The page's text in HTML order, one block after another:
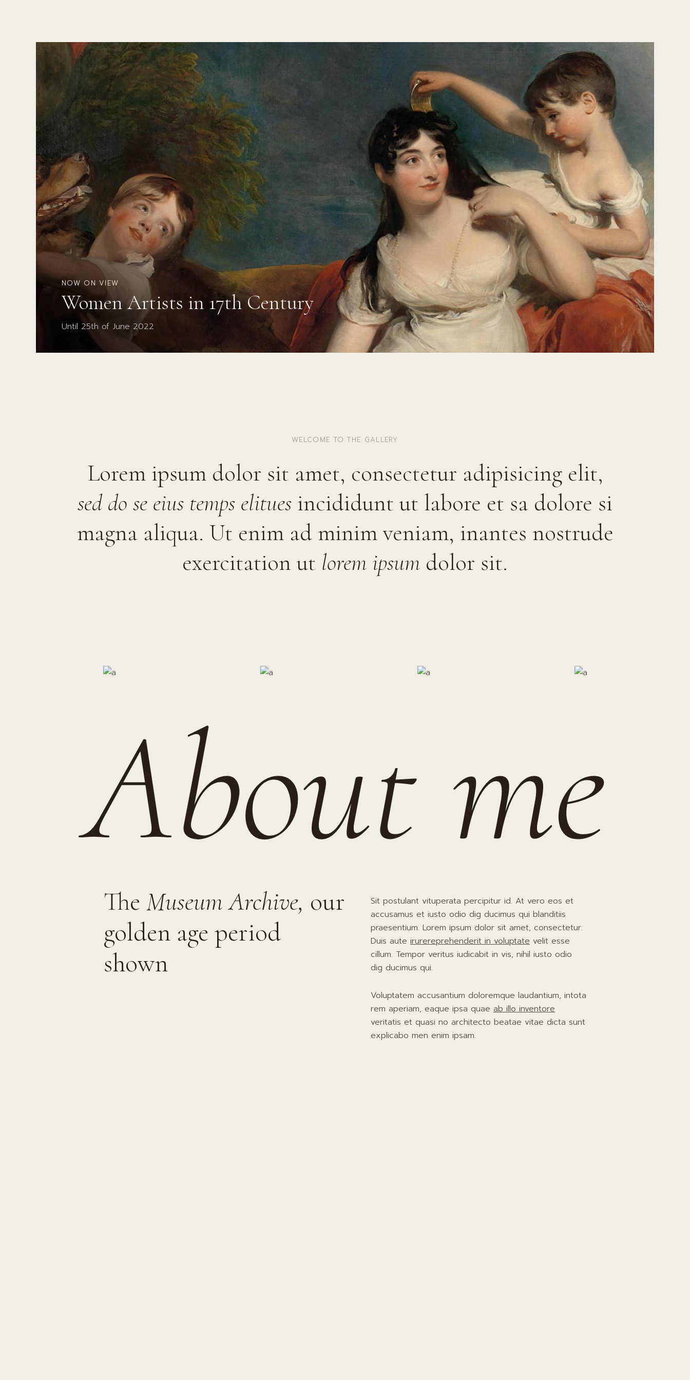
NOW ON VIEW
Women Artists in 17th Century
Until 25th of June 2022
WELCOME TO THE GALLERY
Lorem ipsum dolor sit amet, consectetur adipisicing elit,
sed do se eius temps elitues incididunt ut labore et sa dolore si
magna aliqua. Ut enim ad minim veniam, inantes nostrude
exercitation ut lorem ipsum dolor sit.
About me
The Museum Archive, our
golden age period
shown
Sit postulant vituperata percipitur id. At vero eos et
accusamus et iusto odio dig ducimus qui blanditiis
praesentium. Lorem ipsum dolor sit amet, consectetur.
Duis aute irurereprehenderit in voluptate velit esse
cillum. Tempor veritus iudicabit in vis, nihil iusto odio
dig ducimus qui.
Voluptatem accusantium doloremque laudantium, intota
rem aperiam, eaque ipsa quae ab illo inventore
veritatis et quasi no architecto beatae vitae dicta sunt
explicabo men enim ipsam.